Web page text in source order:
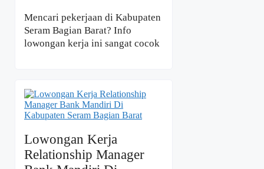
Mencari pekerjaan di Kabupaten
Seram Bagian Barat? Info
lowongan kerja ini sangat cocok
Lowongan Kerja
Relationship Manager